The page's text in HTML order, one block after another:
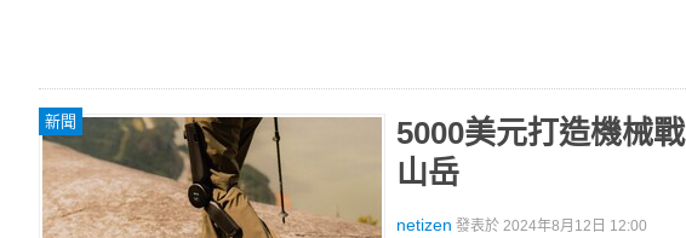
新聞
5000美元打造機械
山岳
netizen 發表於 2024年8月12日 12:00